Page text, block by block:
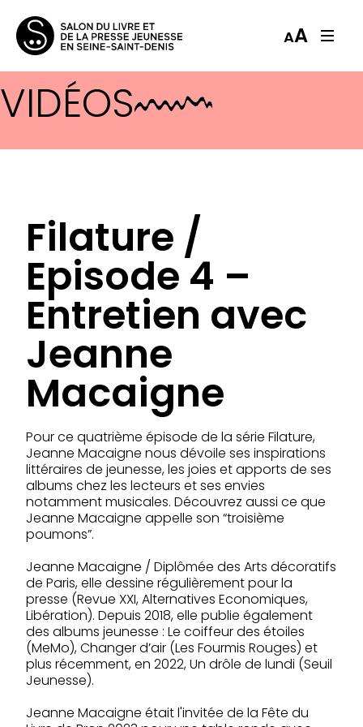
AA
VIDÉOS
Filature /
Episode 4 –
Entretien avec
Jeanne
Macaigne
Pour ce quatrième épisode de la série Filature,
Jeanne Macaigne nous dévoile ses inspirations
littéraires de jeunesse, les joies et apports de ses
albums chez les lecteurs et ses envies
notamment musicales. Découvrez aussi ce que
Jeanne Macaigne appelle son “troisième
poumons”.
Jeanne Macaigne / Diplômée des Arts décoratifs
de Paris, elle dessine régulièrement pour la
presse (Revue XXI, Alternatives Economiques,
Libération). Depuis 2018, elle publie également
des albums jeunesse : Le coiffeur des étoiles
(MeMo), Changer d’air (Les Fourmis Rouges) et
plus récemment, en 2022, Un drôle de lundi (Seuil
Jeunesse).
Jeanne Macaigne était l'invitée de la Fête du